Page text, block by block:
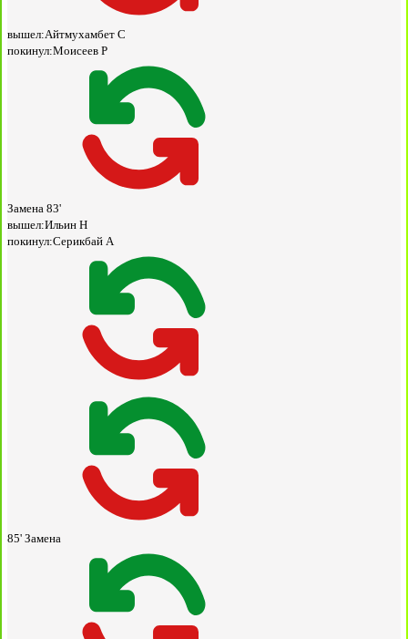
вышел:Айтмухамбет С
покинул:Моисеев Р
Замена 83'
вышел:Ильин Н
покинул:Серикбай А
85' Замена